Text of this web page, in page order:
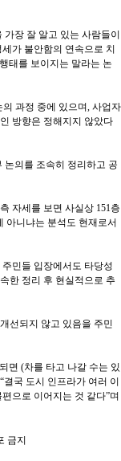
장 잘 알고 있는 사람들이
가 불안함의 연속으로 치
태를 보이지는 말라는 논
과정 중에 있으며, 사업자
방향은 정해지지 않았다
논의를 조속히 정리하고 공
자세를 보면 사실상 151층
아니냐는 분석도 현재로서
주민들 입장에서도 타당성
한 정리 후 현실적으로 추
선되지 않고 있음을 주민
면 (차를 타고 나갈 수는 있
“결국 도시 인프라가 여러 이
으로 이어지는 것 같다”며
금지